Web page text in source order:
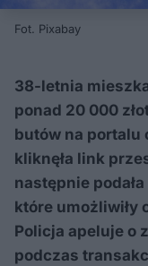
Fot. Pixabay
38-letnia
ponad 20 000
butów na portalu
kliknęła link
następnie
które umożliwiły
Policja apeluje o
podczas